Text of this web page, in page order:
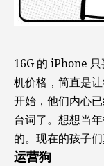
16G 的 iPhone
机价格，简直是
开始，他们内心
台词了。想想当
的。现在的孩子们
运营狗